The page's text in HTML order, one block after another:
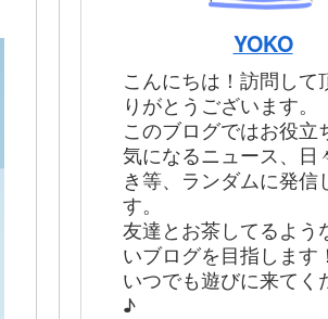
YOKO
こんにちは！訪問して
りがとうございます。
このブログではお役立
気になるニュース、日
き等、ランダムに発信
す。
友達とお茶してるよう
いブログを目指します！
いつでも遊びに来てく
♪